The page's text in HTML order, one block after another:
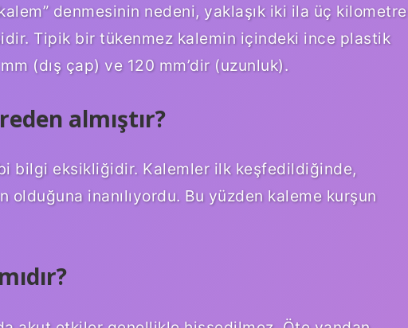
denmesinin nedeni, yaklaşık iki ila üç kilometre
Tipik bir tükenmez kalemin içindeki ince plastik
(dış çap) ve 120 mm’dir (uzunluk).
almıştır?
bilgi eksikliğidir. Kalemler ilk keşfedildiğinde,
inanılıyordu. Bu yüzden kaleme kurşun